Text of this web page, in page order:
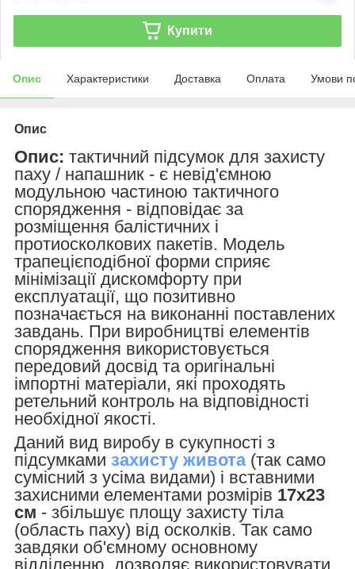
Купити
Опис Характеристики Доставка Оплата Умови
Опис
Опис: тактичний підсумок для захисту
паху / напашник - є невід'ємною
модульною частиною тактичного
спорядження - відповідає за
розміщення балістичних і
протиосколкових пакетів. Модель
трапецієподібної форми сприяє
мінімізації дискомфорту при
експлуатації, що позитивно
позначається на виконанні поставлених
завдань. При виробництві елементів
спорядження використовується
передовий досвід та оригінальні
імпортні матеріали, які проходять
ретельний контроль на відповідності
необхідної якості.
Даний вид виробу в сукупності з
підсумками захисту живота(так само
сумісний з усіма видами) і вставними
захисними елементами розмірів 17х23
см - збільшує площу захисту тіла
(область паху) від осколків. Так само
завдяки об'ємному основному
відділенню, дозволяє використовувати